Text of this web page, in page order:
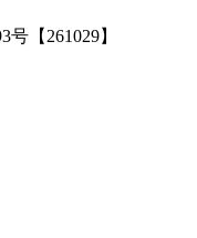
【261029】